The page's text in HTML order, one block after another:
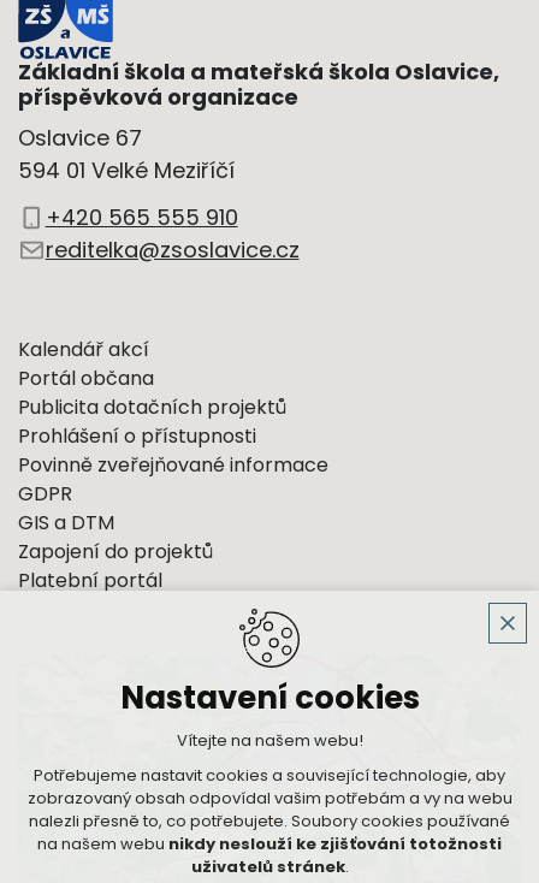
Základní škola a mateřská škola Oslavice,
příspěvková organizace
Oslavice 67
594 01 Velké Meziříčí
+420 565 555 910
reditelka@zsoslavice.cz
Kalendář akcí
Portál občana
Publicita dotačních projektů
Prohlášení o přístupnosti
Povinně zveřejňované informace
GDPR
GIS a DTM
Zapojení do projektů
Platební portál
Nastavení cookies
Vítejte na našem webu!
Potřebujeme nastavit cookies a související technologie, aby
zobrazovaný obsah odpovídal vašim potřebám a vy na webu
nalezli přesně to, co potřebujete. Soubory cookies používané
na našem webu nikdy neslouží ke zjišťování totožnosti
uživatelů stránek.